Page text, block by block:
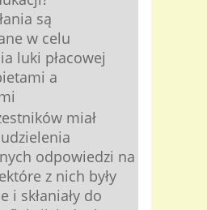
są
w celu
luki płacowej
a
miał
odpowiedzi na
z nich były
i skłaniały do